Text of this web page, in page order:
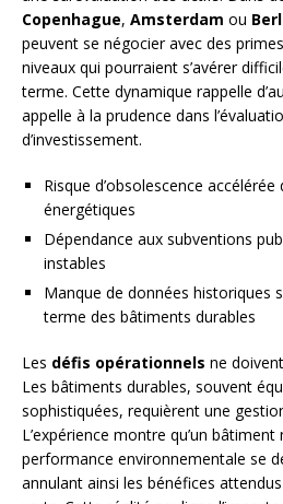
Copenhague, Amsterdam ou
peuvent se négocier avec des
niveaux qui pourraient s’avérer
terme. Cette dynamique rappelle
appelle à la prudence dans
d’investissement.
Risque d’obsolescence
énergétiques
Dépendance aux subventions
instables
Manque de données historiques
terme des bâtiments durables
Les défis opérationnels ne
Les bâtiments durables, souvent
sophistiquées, requièrent une
L’expérience montre qu’un
performance environnementale se
annulant ainsi les bénéfices